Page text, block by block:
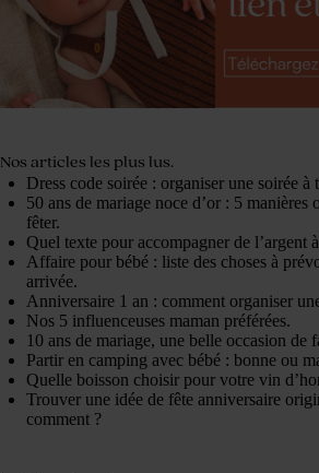
Nos articles les plus lus.
Dress code soirée : organiser une soirée à
50 ans de mariage noce d’or : 5 manières
fêter.
Quel texte pour accompagner de l’argent
Affaire pour bébé : liste des choses à
arrivée.
Anniversaire 1 an : comment organiser
Nos 5 influenceuses maman préférées.
10 ans de mariage, une belle occasion de
Partir en camping avec bébé : bonne ou
Quelle boisson choisir pour votre vin
Trouver une idée de fête anniversaire
comment ?